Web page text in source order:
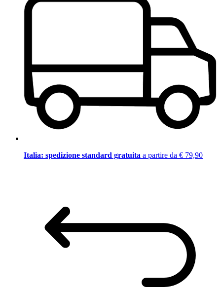
Italia: spedizione standard gratuita a partire da € 79,90